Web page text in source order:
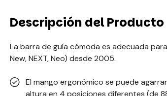
Descripción del Producto
La barra de guía cómoda es adecuada
New, NEXT, Neo) desde 2005.
El mango ergonómico se puede
altura en 4 posiciones diferentes (de